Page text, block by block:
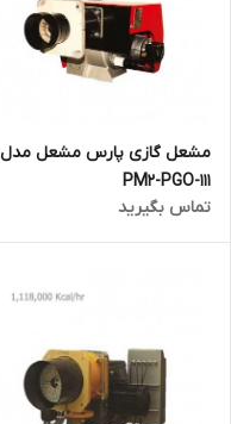
مشعل گازی پارس مشعل مدل
PM2-PGO-111
تماس بگیرید